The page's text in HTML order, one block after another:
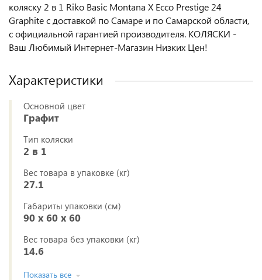
коляску 2 в 1 Riko Basic Montana X Ecco Prestige 24
Graphite с доставкой по Самаре и по Самарской области,
с официальной гарантией производителя. КОЛЯСКИ -
Ваш Любимый Интернет-Магазин Низких Цен!
Характеристики
Основной цвет
Графит
Тип коляски
2 в 1
Вес товара в упаковке (кг)
27.1
Габариты упаковки (см)
90 x 60 x 60
Вес товара без упаковки (кг)
14.6
Показать все